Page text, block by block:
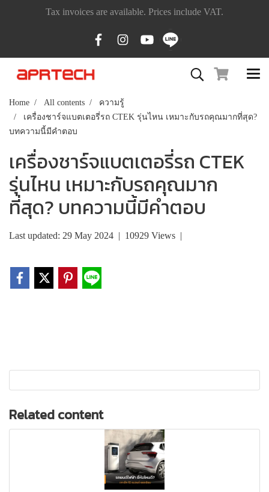
Tax invoices are available. Prices include VAT.
Home All contents
ความรู้
เครื่องชาร์จแบตเตอรี่รถ CTEK รุ่นไหน เหมาะกับรถคุณมากที่สุด?
บทความนี้มีคำตอบ
เครื่องชาร์จแบตเตอรี่รถ CTEK
รุ่นไหน เหมาะกับรถคุณมาก
ที่สุด? บทความนี้มีคำตอบ
Last updated: 29 May 2024 | 10929 Views |
Related content